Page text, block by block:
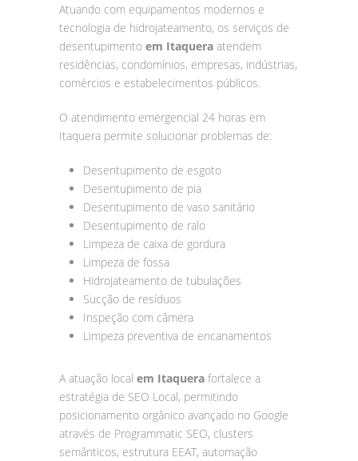
Atuando com equipamentos modernos e
tecnologia de hidrojateamento, os serviços de
desentupimento em Itaquera atendem
residências, condomínios, empresas, indústrias,
comércios e estabelecimentos públicos.
O atendimento emergencial 24 horas em
Itaquera permite solucionar problemas de:
Desentupimento de esgoto
Desentupimento de pia
Desentupimento de vaso sanitário
Desentupimento de ralo
Limpeza de caixa de gordura
Limpeza de fossa
Hidrojateamento de tubulações
Sucção de resíduos
Inspeção com câmera
Limpeza preventiva de encanamentos
A atuação local em Itaquera fortalece a
estratégia de SEO Local, permitindo
posicionamento orgânico avançado no Google
através de Programmatic SEO, clusters
semânticos, estrutura EEAT, automação